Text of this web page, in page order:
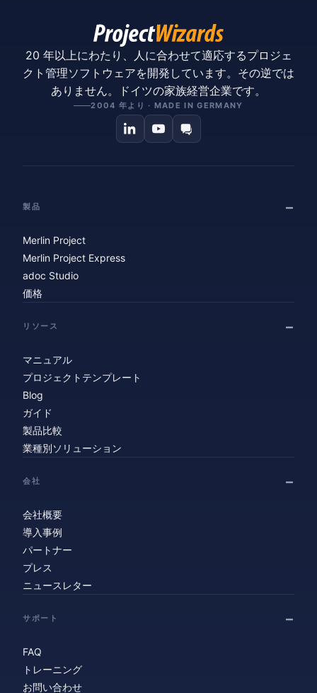
20 年以上にわたり、人に合わせて適応するプロジェ
クト管理ソフトウェアを開発しています。その逆では
ありません。ドイツの家族経営企業です。
2004 年より · MADE IN GERMANY
製品
Merlin Project
Merlin Project Express
adoc Studio
価格
リソース
マニュアル
プロジェクトテンプレート
Blog
ガイド
製品比較
業種別ソリューション
会社
会社概要
導入事例
パートナー
プレス
ニュースレター
サポート
FAQ
トレーニング
お問い合わせ